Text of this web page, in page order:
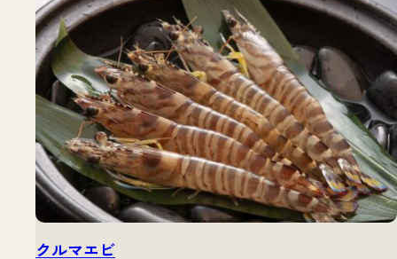
クルマエビ